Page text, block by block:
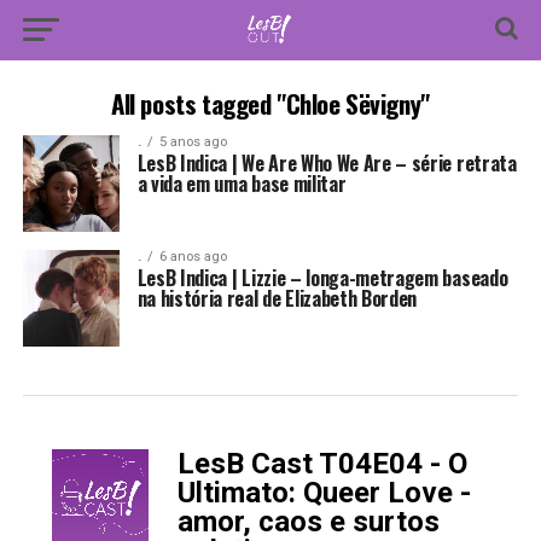
All posts tagged "Chloe Sëvigny"
. 5 anos ago
LesB Indica | We Are Who We Are – série retrata
a vida em uma base militar
. 6 anos ago
LesB Indica | Lizzie – longa-metragem baseado
na história real de Elizabeth Borden
LesB Cast T04E04 - O
Ultimato: Queer Love -
amor, caos e surtos
-